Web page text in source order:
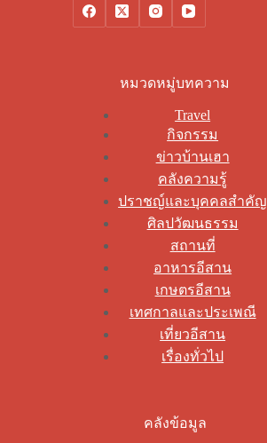
หมวดหมู่บทความ
Travel
กิจกรรม
ข่าวบ้านเฮา
คลังความรู้
ปราชญ์และบุคคลสำคัญ
ศิลปวัฒนธรรม
สถานที่
อาหารอีสาน
เกษตรอีสาน
เทศกาลและประเพณี
เที่ยวอีสาน
เรื่องทั่วไป
คลังข้อมูล